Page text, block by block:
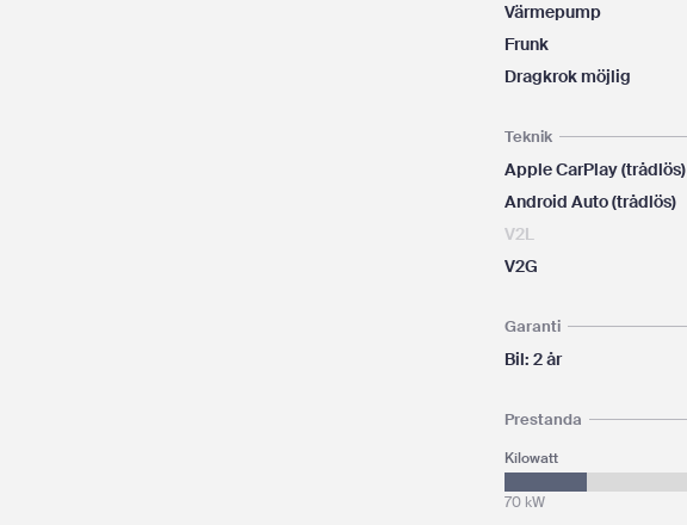
Värmepump
Frunk
Dragkrok möjlig
Teknik
Apple CarPlay (trådlös)
Android Auto (trådlös)
V2L
V2G
Garanti
Bil: 2 år
Prestanda
Kilowatt
70 kW